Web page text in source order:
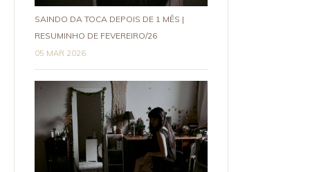
SAINDO DA TOCA DEPOIS DE 1 MÊS |
RESUMINHO DE FEVEREIRO/26
05 MAR 2026